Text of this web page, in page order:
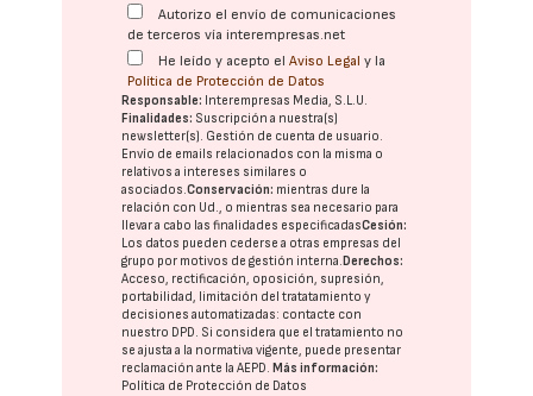
Autorizo el envío de comunicaciones
de terceros vía interempresas.net
He leído y acepto elAviso Legal y la
Política de Protección de Datos
Responsable: Interempresas Media, S.L.U.
Finalidades: Suscripción a nuestra(s)
newsletter(s). Gestión de cuenta de usuario.
Envío de emails relacionados con la misma o
relativos a intereses similares o
asociados.Conservación: mientras dure la
relación con Ud., o mientras sea necesario para
llevar a cabo las finalidades especificadasCesión:
Los datos pueden cederse a otras empresas del
grupo por motivos de gestión interna. Derechos:
Acceso, rectificación, oposición, supresión,
portabilidad, limitación del tratatamiento y
decisiones automatizadas: contacte con
nuestro DPD. Si considera que el tratamiento no
se ajusta a la normativa vigente, puede presentar
reclamación ante laAEPD. Más información:
Política de Protección de Datos